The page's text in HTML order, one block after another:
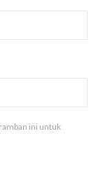
ini untuk